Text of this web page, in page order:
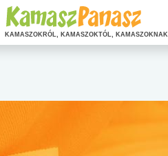
KAMASZOKRÓL, KAMASZOKTÓL, KAMASZOKNAK